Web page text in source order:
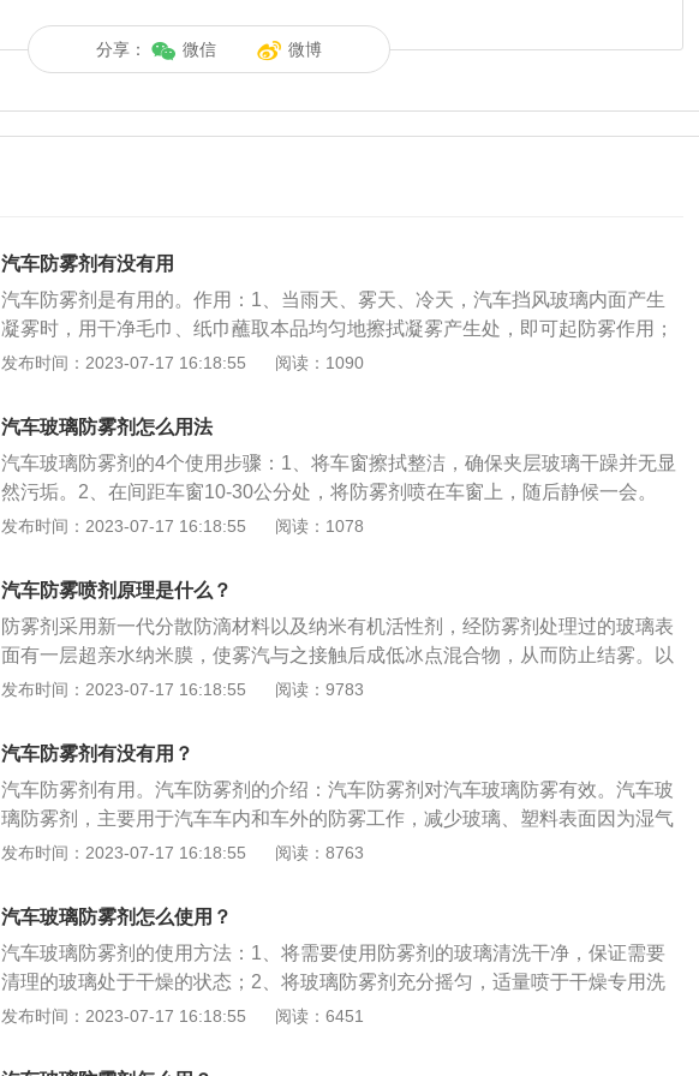
分享： 微信 微博
汽车防雾剂有没有用
汽车防雾剂是有用的。作用：1、当雨天、雾天、冷天，汽车挡风玻璃内面产生
凝雾时，用干净毛巾、纸巾蘸取本品均匀地擦拭凝雾产生处，即可起防雾作用；
2、可以有效清除汽车挡风玻璃上的污垢、油垢，使挡风玻璃明亮如新，提高清
过的玻璃表面有一层超亲水纳米膜，使雾气与之接触后成低冰点混合物，从而防
止结雾。使用时需注意以下几个方面：1、易燃物，只可于良好通风处使用。避
免阳光直射，接近火源或热源。存放于低于50°C的阴凉处。2、不可饮用，若误
服，请尽量催吐并尽快医治。若溅入眼中，请以大量清水冲洗，若持续不适请尽
快送院诊治。3、切勿吸入气雾，本产品气雾可导致昏睡或眩晕。4、切勿挤压、
发布时间：2023-07-17 16:18:55 阅读：1090
汽车玻璃防雾剂怎么用法
汽车玻璃防雾剂的4个使用步骤：1、将车窗擦拭整洁，确保夹层玻璃干躁并无显
然污垢。2、在间距车窗10-30公分处，将防雾剂喷在车窗上，随后静候一会。
3、待防雾剂渗入车窗后，用纯棉布将除雾剂擦拭匀称，直到擦拭就可以。4、短
没有什么影响的，它的主要成为分散防滴材料以及纳米有机活性剂，喷涂后会在
玻璃上形成一层亲水纳米膜，能使水蒸气凝结成大水珠，从而防止玻璃起雾，提
高玻璃的透明度。但是防雾剂属于易燃物，最好不要放置在车内，以免高温或者
太阳直射时导致防雾剂自燃，从而引起火灾。另外，防雾剂有一定的毒性，吸入
大量气雾容易造成眩晕或者昏睡，喷涂时最好佩戴口罩。
发布时间：2023-07-17 16:18:55 阅读：1078
汽车防雾喷剂原理是什么？
防雾剂采用新一代分散防滴材料以及纳米有机活性剂，经防雾剂处理过的玻璃表
面有一层超亲水纳米膜，使雾汽与之接触后成低冰点混合物，从而防止结雾。以
下是关于防雾喷剂的相关知识：汽车防雾喷剂使用方法：将车窗擦拭干净，保证
静待一会；待防雾剂渗透车窗后，用棉布将除雾剂擦拭均匀，直至擦干即可。汽
车防雾喷剂的用途：汽车玻璃防雾剂，主要用于汽车车内和车外的防雾工作，减
少玻璃、塑料表面因为湿气而引起的冷凝现象，减少交通事故的发生。
发布时间：2023-07-17 16:18:55 阅读：9783
汽车防雾剂有没有用？
汽车防雾剂有用。汽车防雾剂的介绍：汽车防雾剂对汽车玻璃防雾有效。汽车玻
璃防雾剂，主要用于汽车车内和车外的防雾工作，减少玻璃、塑料表面因为湿气
而引起的冷凝现象，减少交通事故的发生。防雾剂采用新一代分散防滴材料以及
接触后成低冰点混合物，从而防止结雾。汽车防雾剂的用途：当雨天、雾天、冷
天，汽车挡风玻璃内面产生凝雾时，用干净毛巾、纸巾醮取本品均匀地擦拭凝雾
产生处，即可起防雾作用。有效清除汽车挡风玻璃上的污垢、油垢，使挡风玻璃
明亮如新，提高清晰度，对行车安全有莫大的帮助。
发布时间：2023-07-17 16:18:55 阅读：8763
汽车玻璃防雾剂怎么使用？
汽车玻璃防雾剂的使用方法：1、将需要使用防雾剂的玻璃清洗干净，保证需要
清理的玻璃处于干燥的状态；2、将玻璃防雾剂充分摇匀，适量喷于干燥专用洗
车巾上，还可以直接喷在玻璃上，使用洗车巾擦拭即可。汽车玻璃防雾剂采用新
起雾的作用。其除了具有除雾的作用，同时还可以有效清除汽车挡风玻璃上的污
发布时间：2023-07-17 16:18:55 阅读：6451